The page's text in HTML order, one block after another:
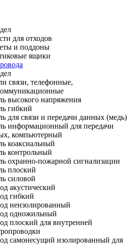
для отходов
и поддоны
ящики
связи, телефонные,
высокого напряжения
гибкий
для связи и передачи данных (медь)
информационный для передачи
компьютерный
коаксиальный
контрольный
охранно-пожарной сигнализации
плоский
силовой
акустический
гибкий
неизолированный
одножильный
плоский для внутренней
самонесущий изолированный для